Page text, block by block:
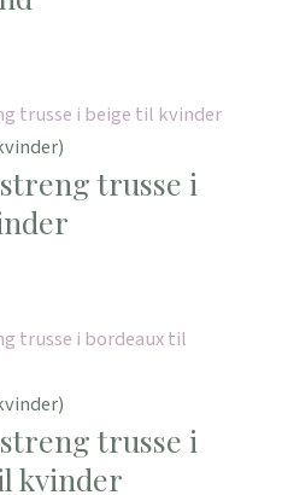
trusse i
trusse i
kvinder